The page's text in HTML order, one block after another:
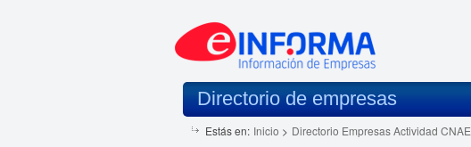
Directorio de empresas
Estás en: Inicio > Directorio Empresas Actividad CNAE